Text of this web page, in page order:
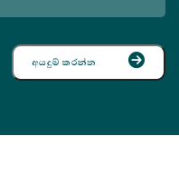
අයදුම් කරන්න